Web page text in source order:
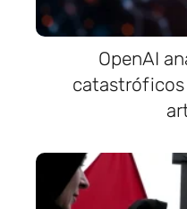
OpenAI
catastróficos